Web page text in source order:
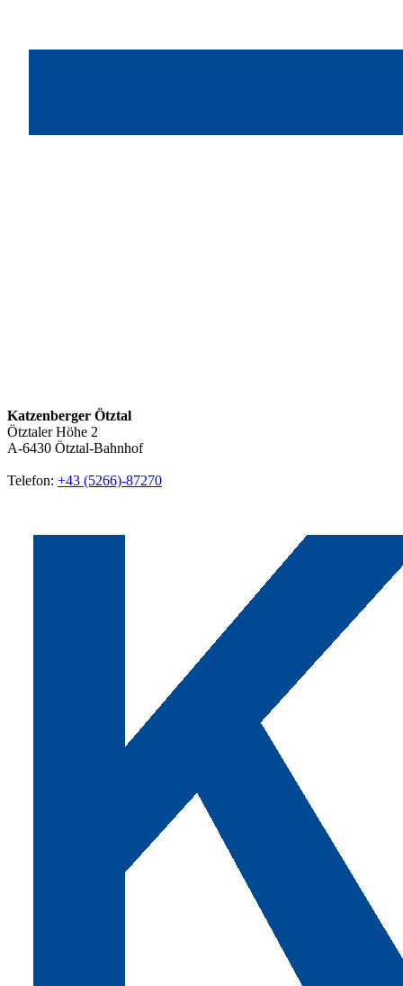
Katzenberger Ötztal
Ötztaler Höhe 2
A-6430 Ötztal-Bahnhof
Telefon: +43 (5266)-87270